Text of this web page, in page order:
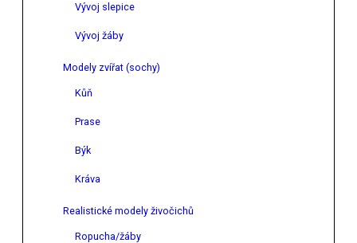
Vývoj slepice
Vývoj žáby
Modely zvířat (sochy)
Kůň
Prase
Býk
Kráva
Realistické modely živočichů
Ropucha/žáby